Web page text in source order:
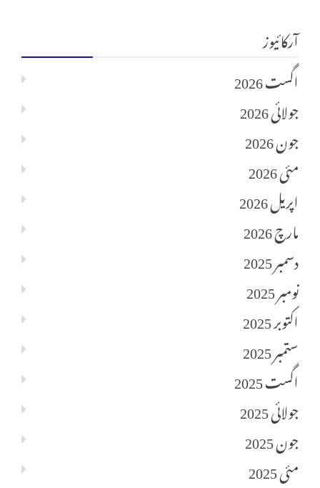
آرکائیوز
اگست 2026
جولائی 2026
جون 2026
مئی 2026
اپریل 2026
مارچ 2026
دسمبر 2025
نومبر 2025
اکتوبر 2025
ستمبر 2025
اگست 2025
جولائی 2025
جون 2025
مئی 2025